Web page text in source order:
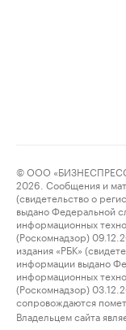
© ООО
2026. Сообщения и
(свидетельство о
выдано Федеральной
информационных
(Роскомнадзор)
издания «РБК»
информации выдано
информационных
(Роскомнадзор)
сопровождаются
Владельцем сайта